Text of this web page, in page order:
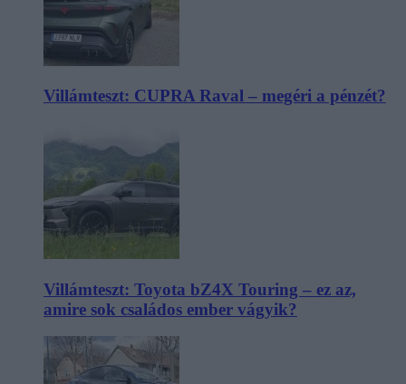
Villámteszt: CUPRA Raval – megéri a pénzét?
Villámteszt: Toyota bZ4X Touring – ez az,
amire sok családos ember vágyik?